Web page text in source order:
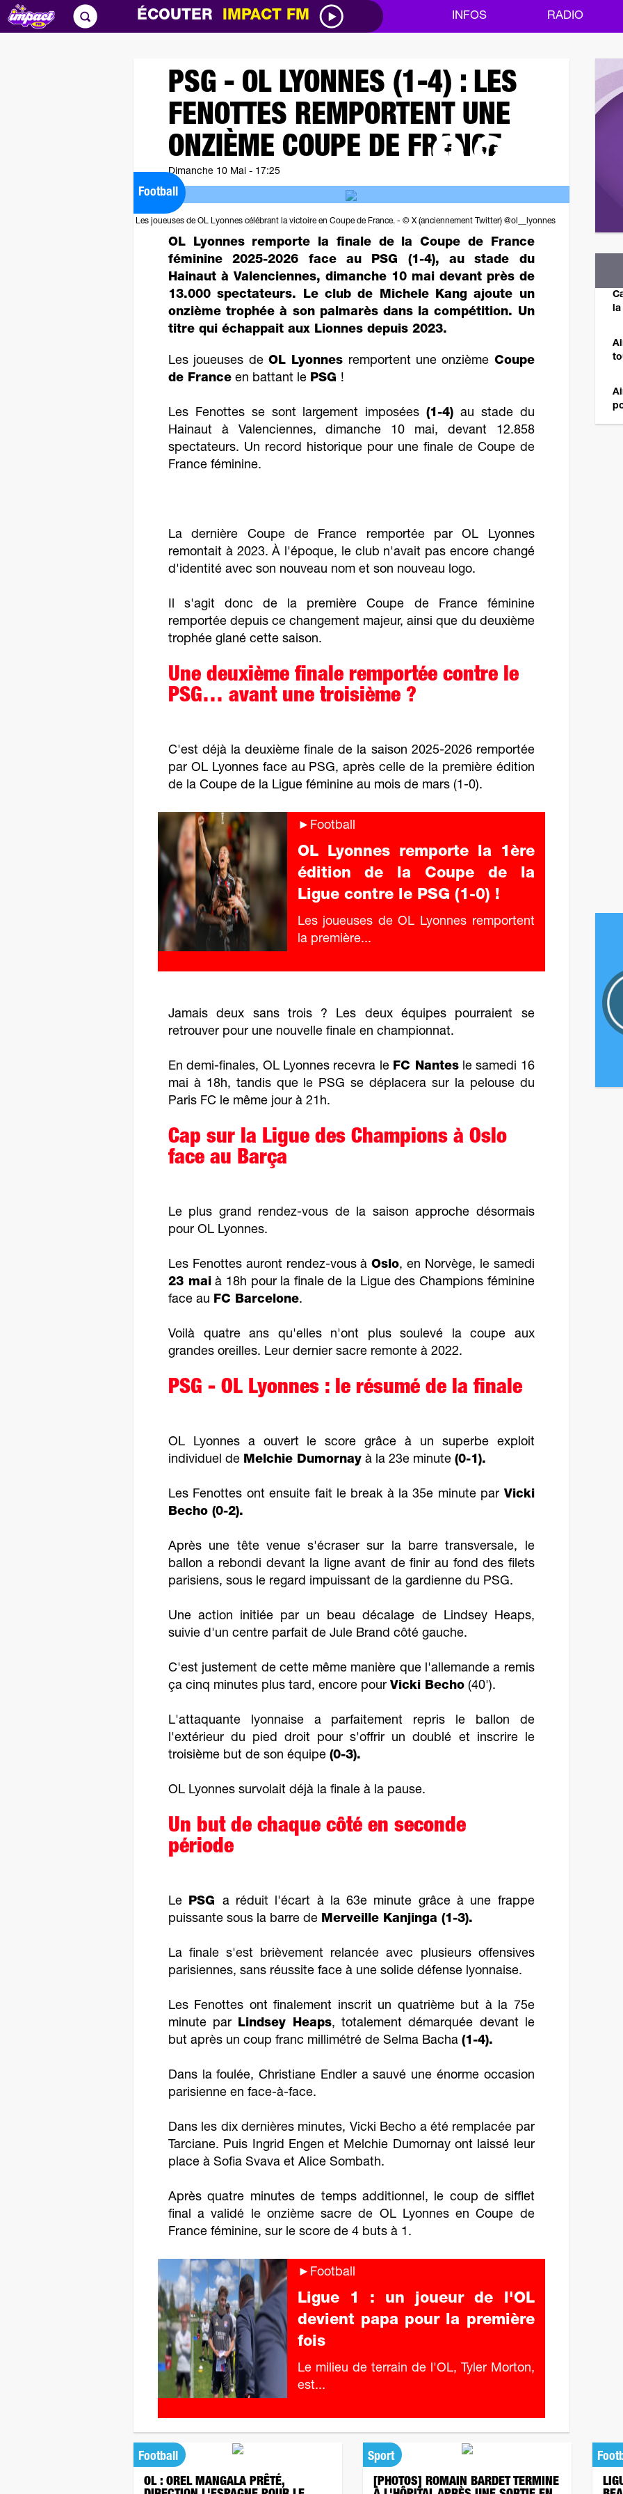
ÉCOUTER IMPACT FM INFOS RADIO
PSG - OL LYONNES (1-4) : LES
FENOTTES REMPORTENT UNE
ONZIÈME COUPE DE FRANCE
Dimanche 10 Mai - 17:25
Football
Les joueuses de OL Lyonnes célébrant la victoire en Coupe de France. - © X (anciennement Twitter) @ol__lyonnes
OL Lyonnes remporte la finale de la Coupe de France
féminine 2025-2026 face au PSG (1-4), au stade du
Hainaut à Valenciennes, dimanche 10 mai devant près de
13.000 spectateurs. Le club de Michele Kang ajoute un
onzième trophée à son palmarès dans la compétition. Un
titre qui échappait aux Lionnes depuis 2023.
Les joueuses de OL Lyonnes remportent une onzième Coupe
de France en battant le PSG !
Les Fenottes se sont largement imposées(1-4) au stade du
Hainaut à Valenciennes, dimanche 10 mai, devant 12.858
spectateurs. Un record historique pour une finale de Coupe de
France féminine.
La dernière Coupe de France remportée par OL Lyonnes
remontait à 2023. À l'époque, le club n'avait pas encore changé
d'identité avec son nouveau nom et son nouveau logo.
Il s'agit donc de la première Coupe de France féminine
remportée depuis ce changement majeur, ainsi que du deuxième
trophée glané cette saison.
Une deuxième finale remportée contre le
PSG… avant une troisième ?
C'est déjà la deuxième finale de la saison 2025-2026 remportée
par OL Lyonnes face au PSG, après celle de la première édition
de la Coupe de la Ligue féminine au mois de mars (1-0).
►Football
OL Lyonnes remporte la 1ère
édition de la Coupe de la
Ligue contre le PSG (1-0) !
Les joueuses de OL Lyonnes remportent
la première...
Jamais deux sans trois ? Les deux équipes pourraient se
retrouver pour une nouvelle finale en championnat.
En demi-finales, OL Lyonnes recevra le FC Nantesle samedi 16
mai à 18h, tandis que le PSG se déplacera sur la pelouse du
Paris FC le même jour à 21h.
Cap sur la Ligue des Champions à Oslo
face au Barça
Le plus grand rendez-vous de la saison approche désormais
pour OL Lyonnes.
Les Fenottes auront rendez-vous àOslo, en Norvège, le samedi
23 maià 18h pour la finale de la Ligue des Champions féminine
face au FC Barcelone.
Voilà quatre ans qu'elles n'ont plus soulevé la coupe aux
grandes oreilles. Leur dernier sacre remonte à 2022.
PSG - OL Lyonnes : le résumé de la finale
OL Lyonnes a ouvert le score grâce à un superbe exploit
individuel de Melchie Dumornay à la 23e minute (0-1).
Les Fenottes ont ensuite fait le break à la 35e minute par Vicki
Becho (0-2).
Après une tête venue s'écraser sur la barre transversale, le
ballon a rebondi devant la ligne avant de finir au fond des filets
parisiens, sous le regard impuissant de la gardienne du PSG.
Une action initiée par un beau décalage de Lindsey Heaps,
suivie d'un centre parfait de Jule Brand côté gauche.
C'est justement de cette même manière que l'allemande a remis
ça cinq minutes plus tard, encore pour Vicki Becho (40').
L'attaquante lyonnaise a parfaitement repris le ballon de
l'extérieur du pied droit pour s'offrir un doublé et inscrire le
troisième but de son équipe (0-3).
OL Lyonnes survolait déjà la finale à la pause.
Un but de chaque côté en seconde
période
Le PSG a réduit l'écart à la 63e minute grâce à une frappe
puissante sous la barre de Merveille Kanjinga (1-3).
La finale s'est brièvement relancée avec plusieurs offensives
parisiennes, sans réussite face à une solide défense lyonnaise.
Les Fenottes ont finalement inscrit un quatrième but à la 75e
minute par Lindsey Heaps, totalement démarquée devant le
but après un coup franc millimétré de Selma Bacha (1-4).
Dans la foulée, Christiane Endler a sauvé une énorme occasion
parisienne en face-à-face.
Dans les dix dernières minutes, Vicki Becho a été remplacée par
Tarciane. Puis Ingrid Engen et Melchie Dumornay ont laissé leur
place à Sofia Svava et Alice Sombath.
Après quatre minutes de temps additionnel, le coup de sifflet
final a validé le onzième sacre de OL Lyonnes en Coupe de
France féminine, sur le score de 4 buts à 1.
►Football
Ligue 1 : un joueur de l'OL
devient papa pour la première
fois
Le milieu de terrain de l'OL, Tyler Morton,
est...
la
Football
OL : OREL MANGALA PRÊTÉ,
Sport
[PHOTOS] ROMAIN BARDET TERMINE